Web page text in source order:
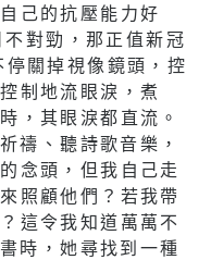
己的抗壓能力好
對勁，那正值新冠
關掉視像鏡頭，控
制地流眼淚，煮
，其眼淚都直流。
禱、聽詩歌音樂，
念頭，但我自己走
照顧他們？若我帶
這令我知道萬萬不
時，她尋找到一種